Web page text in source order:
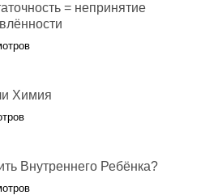
= непринятие
Химия
Внутреннего Ребёнка?